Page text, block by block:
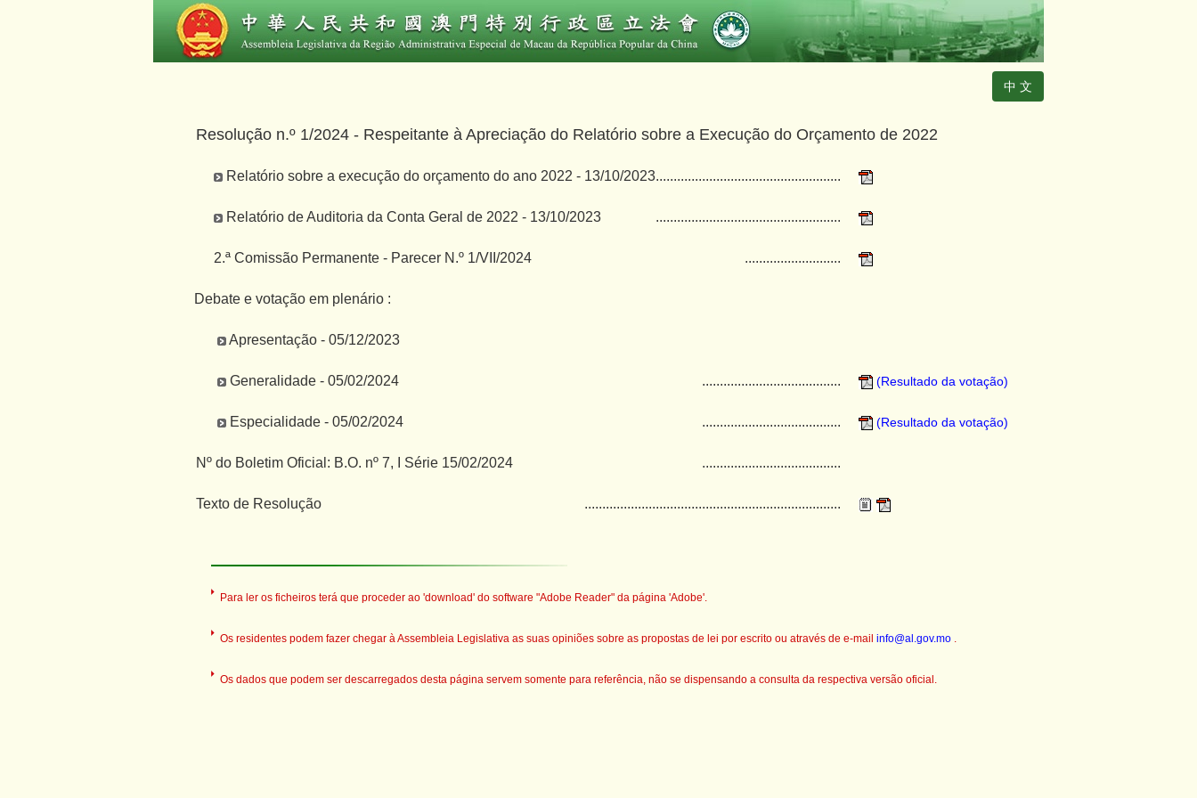
中 文
Resolução n.º 1/2024 - Respeitante à Apreciação do Relatório sobre a Execução do Orçamento de 2022
Relatório sobre a execução do orçamento do ano 2022 - 13/10/2023....................................................
Relatório de Auditoria da Conta Geral de 2022 - 13/10/2023 ....................................................
2.ª Comissão Permanente - Parecer N.º 1/VII/2024 ...........................
Debate e votação em plenário :
Apresentação - 05/12/2023
Generalidade - 05/02/2024 ....................................... (Resultado da votação)
Especialidade - 05/02/2024 ....................................... (Resultado da votação)
Nº do Boletim Oficial: B.O. nº 7, I Série 15/02/2024 .......................................
Texto de Resolução ........................................................................
Para ler os ficheiros terá que proceder ao 'download' do software "Adobe Reader" da página 'Adobe'.
Os residentes podem fazer chegar à Assembleia Legislativa as suas opiniões sobre as propostas de lei por escrito ou através de e-mail info@al.gov.mo .
Os dados que podem ser descarregados desta página servem somente para referência, não se dispensando a consulta da respectiva versão oficial.